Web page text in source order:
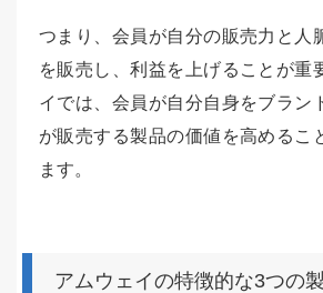
つまり、会員が自分の販売力と人
を販売し、利益を上げることが重
イでは、会員が自分自身をブラン
が販売する製品の価値を高めるこ
ます。
アムウェイの特徴的な3つの